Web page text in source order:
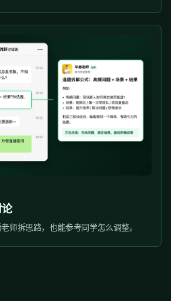
师拆思路，也能参考同学怎么调整。